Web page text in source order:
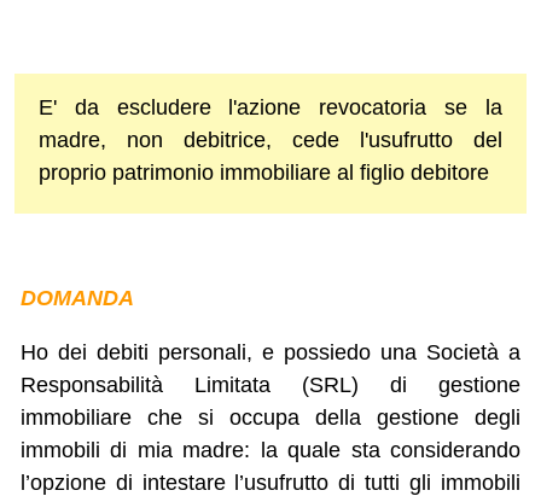
E' da escludere l'azione revocatoria se la
madre, non debitrice, cede l'usufrutto del
proprio patrimonio immobiliare al figlio debitore
DOMANDA
Ho dei debiti personali, e possiedo una Società a
Responsabilità Limitata (SRL) di gestione
immobiliare che si occupa della gestione degli
immobili di mia madre: la quale sta considerando
l’opzione di intestare l’usufrutto di tutti gli immobili